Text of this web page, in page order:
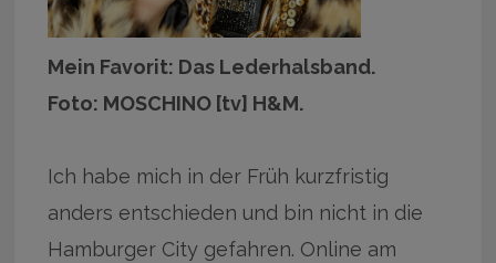
Mein Favorit: Das Lederhalsband.
Foto: MOSCHINO [tv] H&M.
Ich habe mich in der Früh kurzfristig
anders entschieden und bin nicht in die
Hamburger City gefahren. Online am